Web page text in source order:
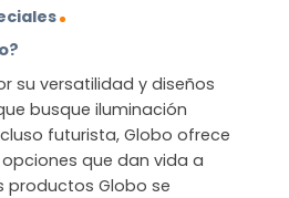
su versatilidad y diseños
busque iluminación
futurista, Globo ofrece
que dan vida a
productos Globo se